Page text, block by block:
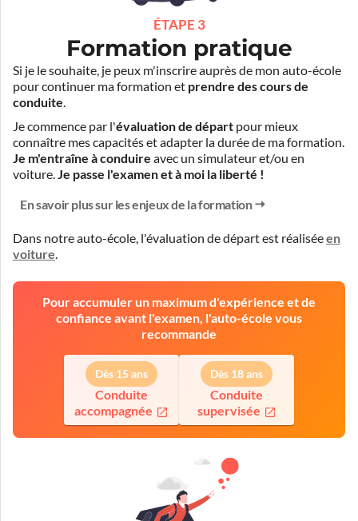
ÉTAPE 3
Formation pratique
Si je le souhaite, je peux m'inscrire auprès de mon auto-école
pour continuer ma formation et prendre des cours de
conduite.
Je commence par l'évaluation de départ pour mieux
connaître mes capacités et adapter la durée de ma formation.
Je m'entraîne à conduire avec un simulateur et/ou en
voiture.Je passe l'examen et à moi la liberté !
En savoir plus sur les enjeux de la formation
Dans notre auto-école, l'évaluation de départ est réaliséeen
voiture.
Pour accumuler un maximum d'expérience et de
confiance avant l'examen, l'auto-école vous
recommande
Dès 15 ans
Conduite
accompagnée
Dès 18 ans
Conduite
supervisée